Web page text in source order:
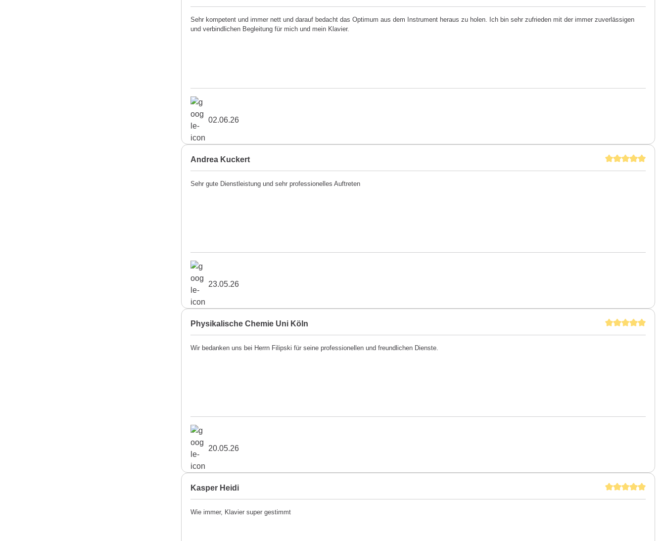
Sehr kompetent und immer nett und darauf bedacht das Optimum aus dem Instrument heraus zu holen. Ich bin sehr zufrieden mit der immer zuverlässigen
und verbindlichen Begleitung für mich und mein Klavier.
02.06.26
Andrea Kuckert
Sehr gute Dienstleistung und sehr professionelles Auftreten
23.05.26
Physikalische Chemie Uni Köln
Wir bedanken uns bei Herrn Filipski für seine professionellen und freundlichen Dienste.
20.05.26
Kasper Heidi
Wie immer, Klavier super gestimmt